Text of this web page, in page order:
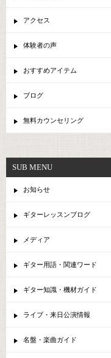
アクセス
体験者の声
おすすめアイテム
ブログ
無料カウンセリング
SUB MENU
お知らせ
ギターレッスンブログ
メディア
ギター用語・関連ワード
ギター知識・機材ガイド
ライブ・来日公演情報
名盤・楽曲ガイド